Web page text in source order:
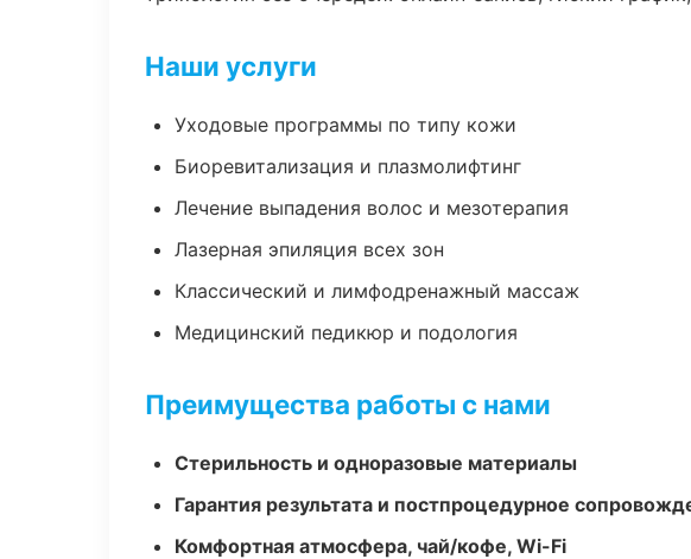
Наши услуги
Уходовые программы по типу кожи
Биоревитализация и плазмолифтинг
Лечение выпадения волос и мезотерапия
Лазерная эпиляция всех зон
Классический и лимфодренажный массаж
Медицинский педикюр и подология
Преимущества работы с нами
Стерильность и одноразовые материалы
Гарантия результата и постпроцедурное
Комфортная атмосфера, чай/кофе, Wi-Fi